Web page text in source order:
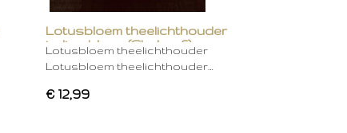
Lotusbloem theelichthouder
indigo blauw (Chakra 6)
Lotusbloem theelichthouder
Lotusbloem theelichthouder…
€ 12,99